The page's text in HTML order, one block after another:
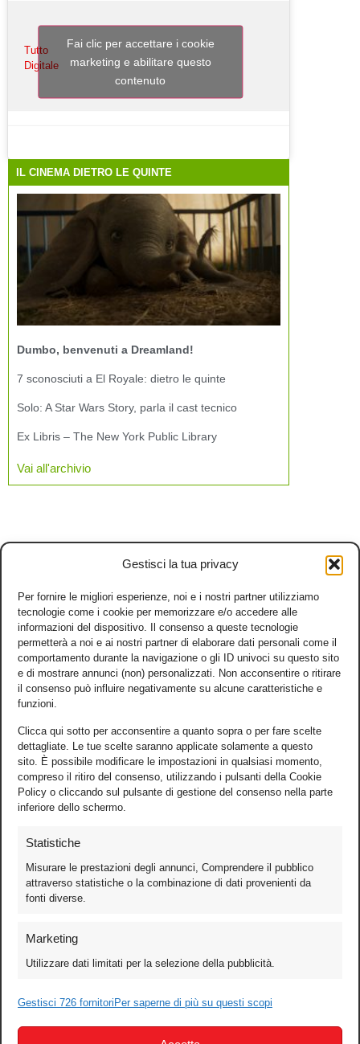
Gestisci la tua privacy
Per fornire le migliori esperienze, noi e i nostri partner utilizziamo
tecnologie come i cookie per memorizzare e/o accedere alle
informazioni del dispositivo. Il consenso a queste tecnologie
permetterà a noi e ai nostri partner di elaborare dati personali come il
comportamento durante la navigazione o gli ID univoci su questo sito
e di mostrare annunci (non) personalizzati. Non acconsentire o ritirare
il consenso può influire negativamente su alcune caratteristiche e
funzioni.
Clicca qui sotto per acconsentire a quanto sopra o per fare scelte
dettagliate. Le tue scelte saranno applicate solamente a questo
sito. È possibile modificare le impostazioni in qualsiasi momento,
compreso il ritiro del consenso, utilizzando i pulsanti della Cookie
Policy o cliccando sul pulsante di gestione del consenso nella parte
inferiore dello schermo.
Statistiche
Misurare le prestazioni degli annunci, Comprendere il pubblico
attraverso statistiche o la combinazione di dati provenienti da
fonti diverse.
Marketing
Utilizzare dati limitati per la selezione della pubblicità.
Gestisci 726 fornitori Per saperne di più su questi scopi
Tutto
Digitale
Fai clic per accettare i cookie
marketing e abilitare questo
contenuto
IL CINEMA DIETRO LE QUINTE
Dumbo, benvenuti a Dreamland!
7 sconosciuti a El Royale: dietro le quinte
Solo: A Star Wars Story, parla il cast tecnico
Ex Libris – The New York Public Library
Vai all'archivio
Games
Test